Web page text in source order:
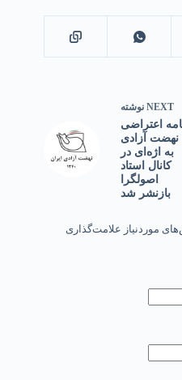
NEXT نوشته
اعتراضی
نهضت آزادی
به اژه‌ای در
کانال استاد
اصولگرا
بازنشر شد
موردنیاز علامت‌گذاری